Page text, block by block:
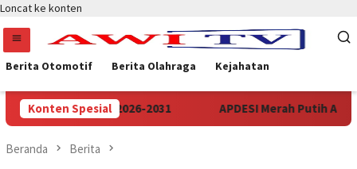
Loncat ke konten
Berita Otomotif Berita Olahraga Kejahatan
Konten Spesial
Periode 2026-2031 APDESI Merah Putih Audiensi
Beranda Berita